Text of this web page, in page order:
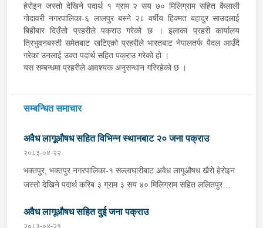
हेरोइन जस्तो देखिने पदार्थ १ ग्राम २ सय ७० मिलिग्राम सहित कैलाली
गोदावरी नगरपालिका-६ लालपुर बस्ने २८ वर्षीय हिक्मत बहादुर साउदलाई
बिहीबार दिउँसो प्रहरीले पक्राउ गरेको छ । इलाका प्रहरी कार्यालय
त्रिभुवनबस्ती समेतबाट खटिएको प्रहरीले भारतबाट नेपालतर्फ पैदल आउँदै
गरेका उनलाई उक्त पदार्थ सहित पक्राउ गरेको हो ।
यस सम्बन्धमा प्रहरीले आवश्यक अनुसन्धान गरिरहेको छ ।
सम्बन्धित समाचार
अवैध लागूऔषध सहित विभिन्न स्थानबाट २० जना पक्राउ
२०८३-०४-२२
भक्तपुर, भक्तपुर नगरपालिका-१ सल्लाघारीबाट अवैध लागूऔषध खैरो हेरोइन
जस्तो देखिने पदार्थ करिब ३ ग्राम ३ सय ४० मिलिग्राम सहित ललितपुर
प्रहरीले पक्राउ गरेको छ । प्रहरी वृत्त जगातीबाट खटिएको प्रहरीले
अवैध लागूऔषध सहित दुई जना पक्राउ
२०८३-०४-२१